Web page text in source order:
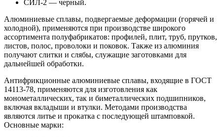
СИЛ-2 — черный.
Алюминиевые сплавы, подвергаемые деформации (горячей и
холодной), применяются при производстве широкого
ассортимента полуфабрикатов: профилей, плит, труб, прутков,
листов, полос, проволоки и поковок. Также из алюминия
получают слитки и слябы, служащие заготовками для
дальнейшей обработки.
Антифрикционные алюминиевые сплавы, входящие в ГОСТ
14113-78, применяются для изготовления как
монометаллических, так и биметаллических подшипников,
включая вкладыши и втулки. Методами производства
являются литье и прокатка с последующей штамповкой.
Основные марки: